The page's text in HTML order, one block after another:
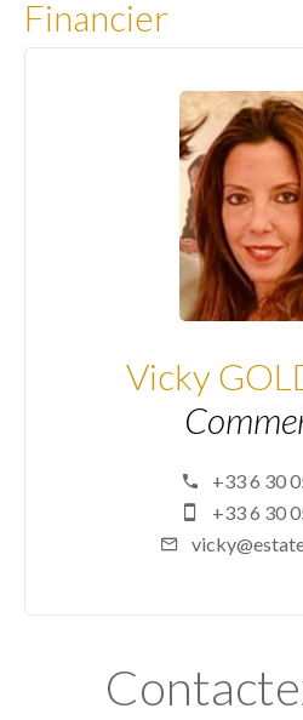
Financier
Vicky
+33 6 30
+33 6 30